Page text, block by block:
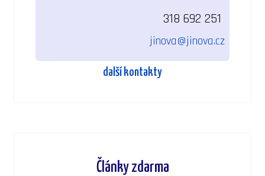
318 692 251
jinova@jinova.cz
další kontakty
Články zdarma